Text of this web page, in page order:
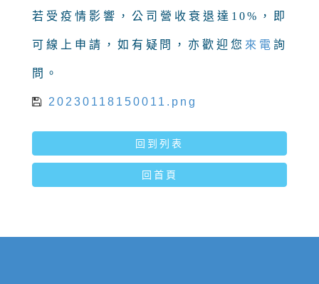
若受疫情影響，公司營收衰退達10%，即
可線上申請，如有疑問，亦歡迎您 來電詢
問。
20230118150011.png
回到列表
回首頁